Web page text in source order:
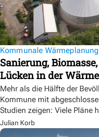
Kommunale Wärmeplanung
Sanierung,
Lücken in der
Mehr als die Hälfte der
Kommune mit
Studien zeigen: Viele Pläne
Julian Korb